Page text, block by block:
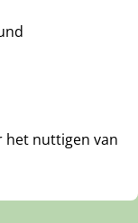
het nuttigen van